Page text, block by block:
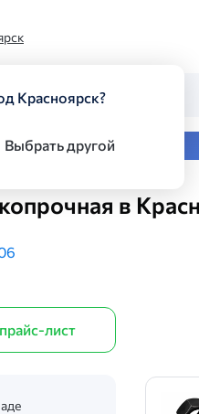
Красноярск?
Выбрать другой
Поиск по каталогу
в
лист